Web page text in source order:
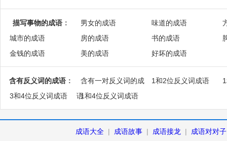
描写事物的成语 ： 男女的成语 味道的成语
城市的成语
房的成语 书的成语
金钱的成语
美的成语 好坏的成语
含有反义词的成语 ：
含有一对反义词的成
语
1和2位反义词成语
3和4位反义词成语
1和4位反义词成语
成语大全 | 成语故事 | 成语接龙 |
成语对对子